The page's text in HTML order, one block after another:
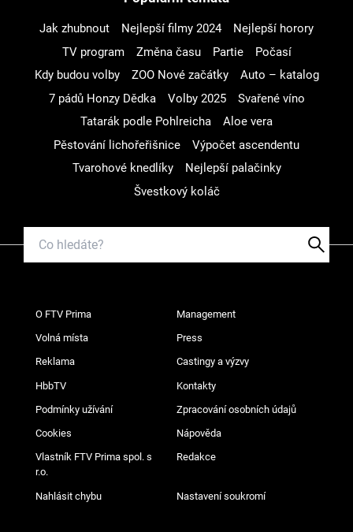
Jak zhubnout Nejlepší filmy 2024
Nejlepší horory
TV program
Změna času Partie
Počasí
Kdy budou volby
ZOO Nové začátky
Auto – katalog
7 pádů Honzy Dědka
Volby 2025
Svařené víno
Tatarák podle Pohlreicha
Aloe vera
Pěstování lichořeřišnice
Výpočet ascendentu
Tvarohové knedlíky
Nejlepší palačinky
Švestkový koláč
O FTV Prima Management
Volná místa Press
Reklama Castingy a výzvy
HbbTV Kontakty
Podmínky užívání Zpracování osobních údajů
Cookies Nápověda
Vlastník FTV Prima spol. s
r.o.
Redakce
Nahlásit chybu Nastavení soukromí